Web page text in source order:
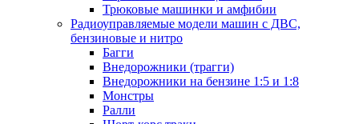
Трюковые машинки и амфибии
Радиоуправляемые модели машин с ДВС,
бензиновые и нитро
Багги
Внедорожники (трагги)
Внедорожники на бензине 1:5 и 1:8
Монстры
Ралли